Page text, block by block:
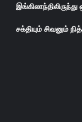
இங்கிலாந்திலிருந்து
சக்தியும் சிவனும்